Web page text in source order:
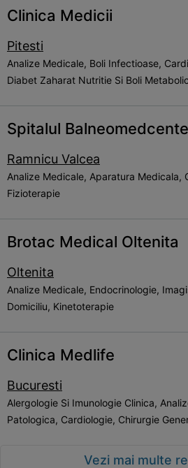
Clinica Medicii
Pitesti
Analize Medicale, Boli Infectioase,
Diabet Zaharat Nutritie Si Boli
Spitalul
Ramnicu Valcea
Analize Medicale, Aparatura Medicala,
Fizioterapie
Brotac Medical Oltenita
Oltenita
Analize Medicale, Endocrinologie,
Domiciliu, Kinetoterapie
Clinica Medlife
Bucuresti
Alergologie Si Imunologie Clinica,
Patologica, Cardiologie, Chirurgie
Vezi mai multe